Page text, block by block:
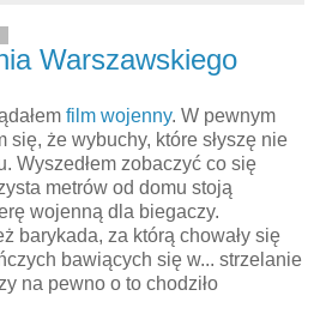
Warszawskiego
film wojenny. W pewnym
się, że wybuchy, które słyszę nie
Wyszedłem zobaczyć co się
metrów od domu stoją
wojenną dla biegaczy.
barykada, za którą chowały się
bawiących się w... strzelanie
na pewno o to chodziło